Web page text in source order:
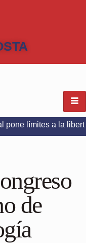
a la libertad de
de